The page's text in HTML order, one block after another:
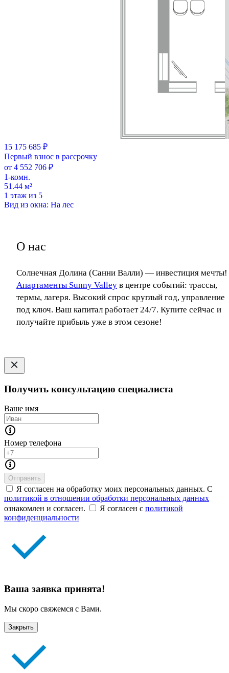
15 175 685 ₽
Первый взнос в рассрочку
от 4 552 706 ₽
1-комн.
51.44 м²
1 этаж из 5
Вид из окна: На лес
О нас
Солнечная Долина (Санни Валли) — инвестиция мечты!
Апартаменты Sunny Valley в центре событий: трассы,
термы, лагеря. Высокий спрос круглый год, управление
под ключ. Ваш капитал работает 24/7. Купите сейчас и
получайте прибыль уже в этом сезоне!
Получить консультацию специалиста
Ваше имя
Номер телефона
Отправить
Я согласен на обработку моих персональных данных. С
политикой в отношении обработки персональных данных
ознакомлен и согласен.
Я согласен с политикой
конфиденциальности
Ваша заявка принята!
Мы скоро свяжемся с Вами.
Закрыть